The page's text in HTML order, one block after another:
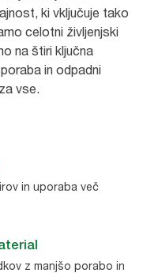
ki vključuje tako
celotni življenjski
na štiri ključna
in odpadni
vse.
in uporaba več
z manjšo porabo in